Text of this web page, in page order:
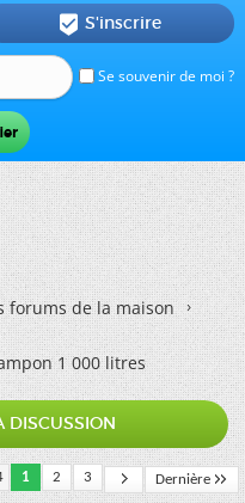
Se souvenir de moi ?
 S'inscrire
forums de la maison
1 000 litres
DISCUSSION
1 2 3 Dernière